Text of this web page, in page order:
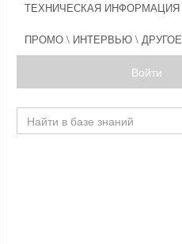
ТЕХНИЧЕСКАЯ ИНФОРМАЦИЯ
ПРОМО \ ИНТЕРВЬЮ \ ДРУГОЕ
Войти